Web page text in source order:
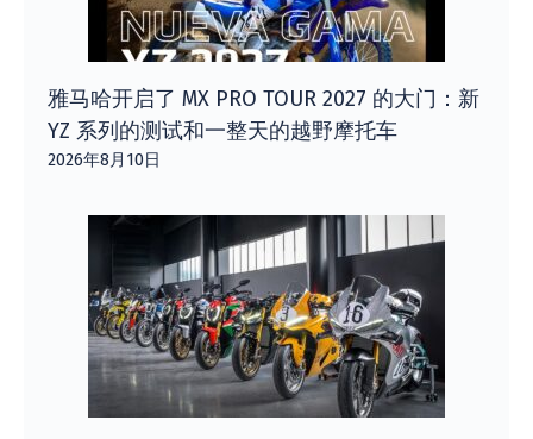
雅马哈开启了 MX PRO TOUR 2027 的大门：新
YZ 系列的测试和一整天的越野摩托车
2026年8月10日